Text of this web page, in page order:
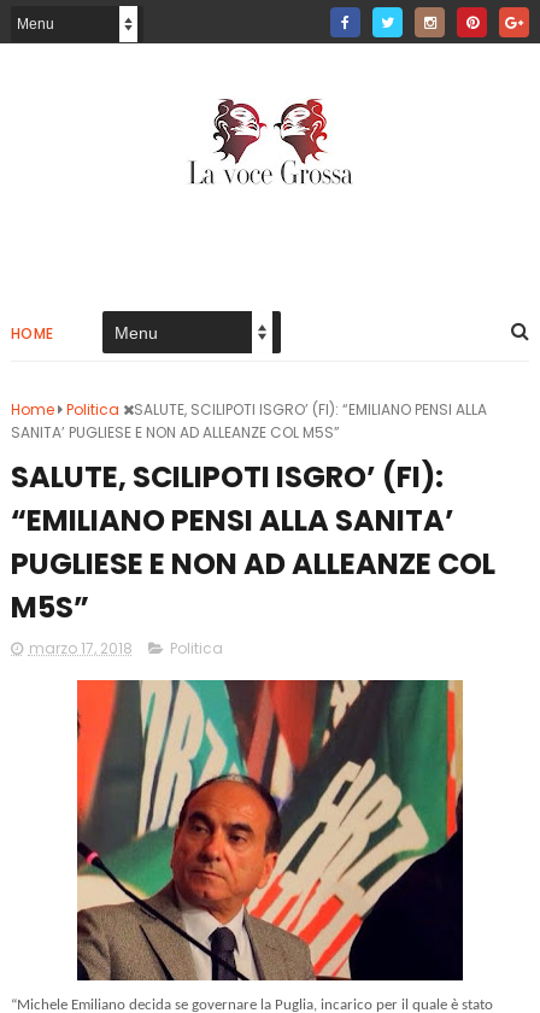
HOME
Home Politica
SALUTE, SCILIPOTI ISGRO’ (FI): “EMILIANO PENSI ALLA
SANITA’ PUGLIESE E NON AD ALLEANZE COL M5S”
SALUTE, SCILIPOTI ISGRO’ (FI):
“EMILIANO PENSI ALLA SANITA’
PUGLIESE E NON AD ALLEANZE COL
M5S”
marzo 17, 2018 Politica
“Michele Emiliano decida se governare la Puglia, incarico per il quale è stato